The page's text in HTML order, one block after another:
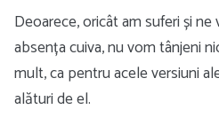
Deoarece, oricât am suferi și
absența cuiva, nu vom tânjeni
mult, ca pentru acele versiuni
alături de el.